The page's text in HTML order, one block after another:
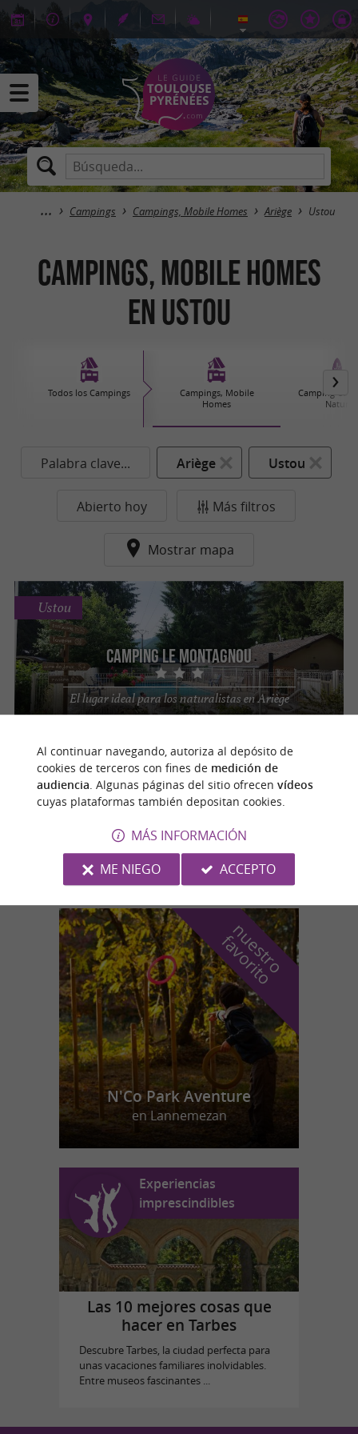
Campings Campings, Mobile Homes Ariège Ustou
Campings, Mobile Homes
en Ustou
Todos los Campings
Campings, Mobile
Homes
Camping Car,
Palabra clave... Ariège Ustou
Abierto hoy Más filtros
Mostrar mapa
Camping le Montagnou
El lugar ideal para los naturalistas en Ariège
Ustou
Alójate en un camping al pie de las
montañas de Ariège.
Ustou
n
u
e
s
t
r
o
f
a
v
o
r
i
t
o
N'Co Park Aventure
en Lannemezan
Experiencias
imprescindibles
Las 10 mejores cosas que
hacer en Tarbes
Descubre Tarbes, la ciudad perfecta para
unas vacaciones familiares inolvidables.
Entre museos fascinantes ...
Al continuar navegando, autoriza al depósito de
cookies de terceros con fines de medición de
audiencia. Algunas páginas del sitio ofrecen vídeos
cuyas plataformas también depositan cookies.
MÁS INFORMACIÓN
ME NIEGO
ACCEPTO